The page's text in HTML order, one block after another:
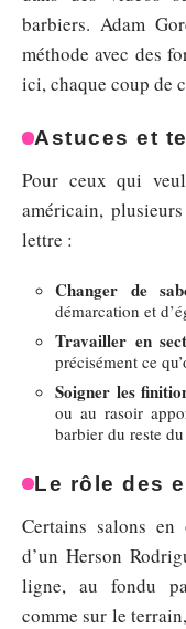
barbiers. Adam
méthode avec des
ici, chaque coup de
Astuces et
Pour ceux qui
américain,
lettre :
Changer de
démarcation et
Travailler en
précisément ce
Soigner les
ou au rasoir
barbier du reste
Le rôle des
Certains salons
d’un Herson
ligne, au fondu
comme sur le